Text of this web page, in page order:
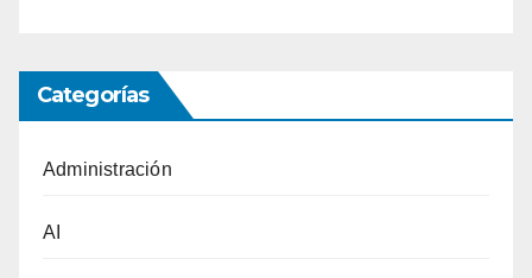
Categorías
Administración
AI